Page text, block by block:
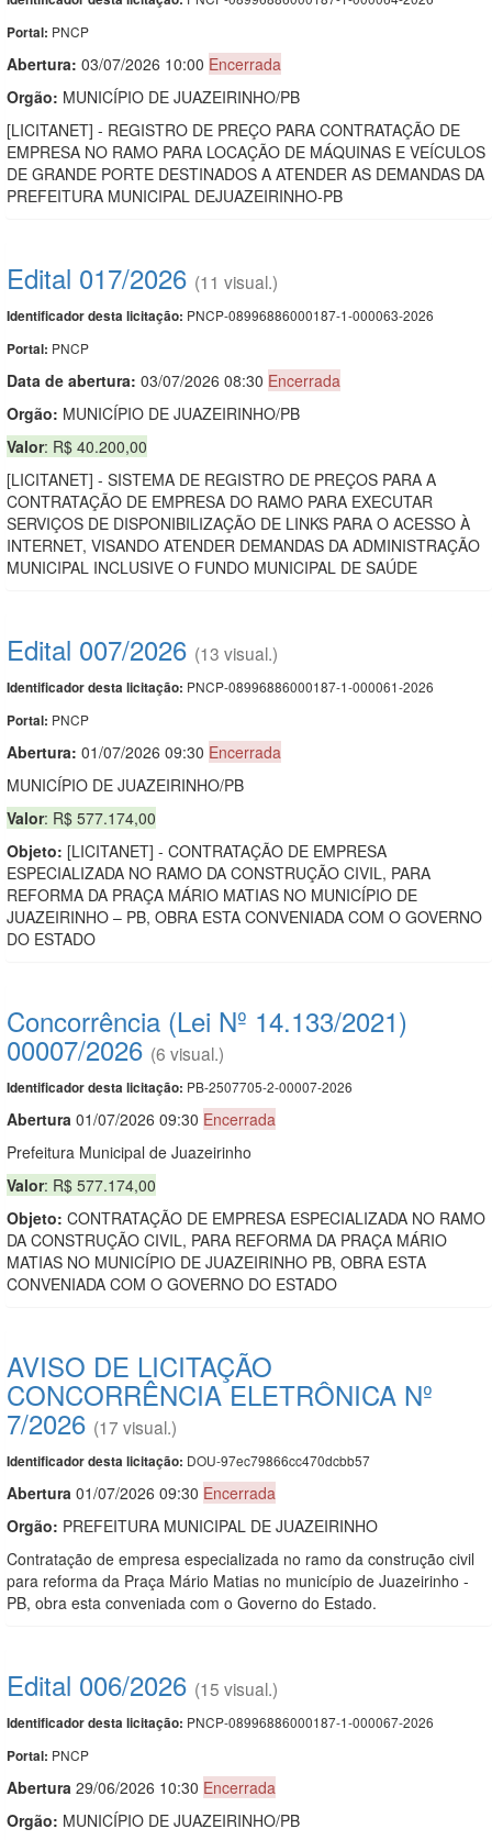
Portal: PNCP
Abertura: 03/07/2026 10:00 Encerrada
Orgão: MUNICÍPIO DE JUAZEIRINHO/PB
[LICITANET] - REGISTRO DE PREÇO PARA CONTRATAÇÃO DE
EMPRESA NO RAMO PARA LOCAÇÃO DE MÁQUINAS E VEÍCULOS
DE GRANDE PORTE DESTINADOS A ATENDER AS DEMANDAS DA
PREFEITURA MUNICIPAL DEJUAZEIRINHO-PB
Edital 017/2026 (11 visual.)
Identificador desta licitação: PNCP-08996886000187-1-000063-2026
Portal: PNCP
Data de abertura: 03/07/2026 08:30 Encerrada
Orgão: MUNICÍPIO DE JUAZEIRINHO/PB
Valor: R$ 40.200,00
[LICITANET] - SISTEMA DE REGISTRO DE PREÇOS PARA A
CONTRATAÇÃO DE EMPRESA DO RAMO PARA EXECUTAR
SERVIÇOS DE DISPONIBILIZAÇÃO DE LINKS PARA O ACESSO À
INTERNET, VISANDO ATENDER DEMANDAS DA ADMINISTRAÇÃO
MUNICIPAL INCLUSIVE O FUNDO MUNICIPAL DE SAÚDE
Edital 007/2026 (13 visual.)
Identificador desta licitação: PNCP-08996886000187-1-000061-2026
Portal: PNCP
Abertura: 01/07/2026 09:30 Encerrada
MUNICÍPIO DE JUAZEIRINHO/PB
Valor: R$ 577.174,00
Objeto: [LICITANET] - CONTRATAÇÃO DE EMPRESA
ESPECIALIZADA NO RAMO DA CONSTRUÇÃO CIVIL, PARA
REFORMA DA PRAÇA MÁRIO MATIAS NO MUNICÍPIO DE
JUAZEIRINHO – PB, OBRA ESTA CONVENIADA COM O GOVERNO
DO ESTADO
Concorrência (Lei Nº 14.133/2021)
00007/2026 (6 visual.)
Identificador desta licitação: PB-2507705-2-00007-2026
Abertura 01/07/2026 09:30 Encerrada
Prefeitura Municipal de Juazeirinho
Valor: R$ 577.174,00
Objeto: CONTRATAÇÃO DE EMPRESA ESPECIALIZADA NO RAMO
DA CONSTRUÇÃO CIVIL, PARA REFORMA DA PRAÇA MÁRIO
MATIAS NO MUNICÍPIO DE JUAZEIRINHO PB, OBRA ESTA
CONVENIADA COM O GOVERNO DO ESTADO
AVISO DE LICITAÇÃO
CONCORRÊNCIA ELETRÔNICA Nº
7/2026 (17 visual.)
Identificador desta licitação: DOU-97ec79866cc470dcbb57
Abertura 01/07/2026 09:30 Encerrada
Orgão: PREFEITURA MUNICIPAL DE JUAZEIRINHO
Contratação de empresa especializada no ramo da construção civil
para reforma da Praça Mário Matias no município de Juazeirinho -
PB, obra esta conveniada com o Governo do Estado.
Edital 006/2026 (15 visual.)
Identificador desta licitação: PNCP-08996886000187-1-000067-2026
Portal: PNCP
Abertura 29/06/2026 10:30 Encerrada
Orgão: MUNICÍPIO DE JUAZEIRINHO/PB